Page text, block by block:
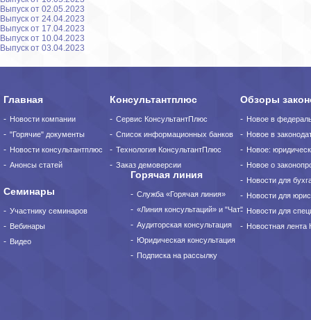
Выпуск от 02.05.2023
Выпуск от 24.04.2023
Выпуск от 17.04.2023
Выпуск от 10.04.2023
Выпуск от 03.04.2023
Главная
Новости компании
"Горячие" документы
Новости консультантплюс
Анонсы статей
Консультантплюс
Сервис КонсультантПлюс
Список информационных банков
Технология КонсультантПлюс
Заказ демоверсии
Обзоры
Новое в
Новое в
Новое:
Новое о
Новости для
Новости для
Новости для
Новостная лента
Горячая линия
Служба «Горячая линия»
«Линия консультаций» и "Чат"
Аудиторская консультация
Юридическая консультация
Подписка на рассылку
Семинары
Участнику семинаров
Вебинары
Видео